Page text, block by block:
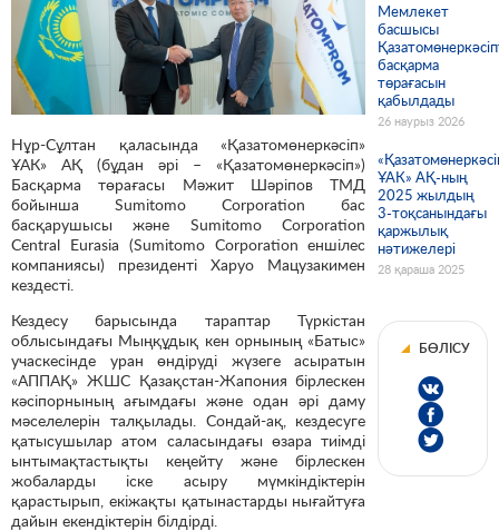
Нұр-Сұлтан қаласында «Қазатомөнеркәсіп»
ҰАК» АҚ (бұдан әрі – «Қазатомөнеркәсіп»)
Басқарма төрағасы Мәжит Шәріпов ТМД
бойынша Sumitomo Corporation бас
басқарушысы және Sumitomo Corporation
Central Eurasia (Sumitomo Corporation еншілес
компаниясы) президенті Харуо Мацузакимен
кездесті.
Кездесу барысында тараптар Түркістан
облысындағы Мыңқұдық кен орнының «Батыс»
учаскесінде уран өндіруді жүзеге асыратын
«АППАҚ» ЖШС Қазақстан-Жапония бірлескен
кәсіпорнының ағымдағы және одан әрі даму
мәселелерін талқылады. Сондай-ақ, кездесуге
қатысушылар атом саласындағы өзара тиімді
ынтымақтастықты кеңейту және бірлескен
жобаларды іске асыру мүмкіндіктерін
қарастырып, екіжақты қатынастарды нығайтуға
дайын екендіктерін білдірді.
Мемлекет
басшысы
басқарма
төрағасын
қабылдады
26 наурыз 2026
ҰАК» АҚ-ның
2025 жылдың
3-тоқсанындағы
қаржылық
нәтижелері
28 қараша 2025
БӨЛІСУ